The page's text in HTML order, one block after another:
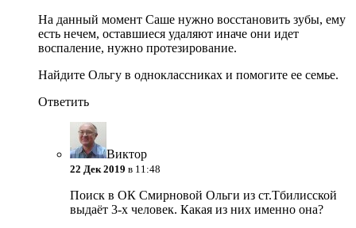
На данный момент Саше нужно восстановить зубы, ему
есть нечем, оставшиеся удаляют иначе они идет
воспаление, нужно протезирование.
Найдите Ольгу в одноклассниках и помогите ее семье.
Ответить
Виктор
22 Дек 2019 в 11:48
Поиск в ОК Смирновой Ольги из ст.Тбилисской
выдаёт 3-х человек. Какая из них именно она?